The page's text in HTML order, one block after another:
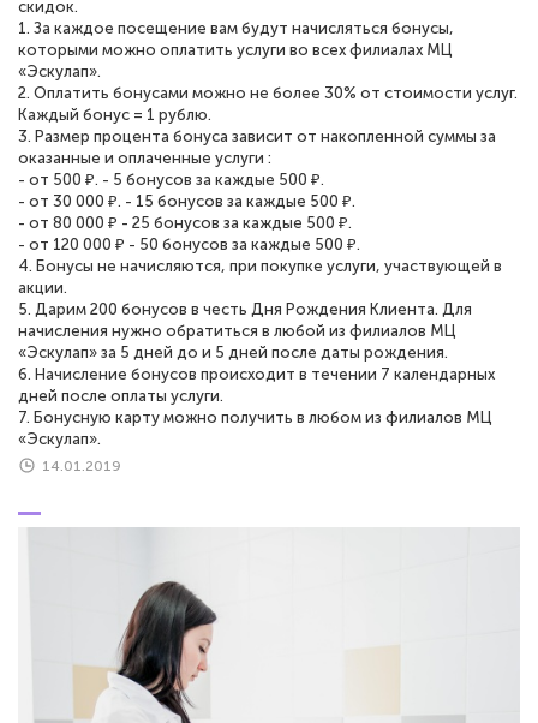
скидок.
1. За каждое посещение вам будут начисляться бонусы,
которыми можно оплатить услуги во всех филиалах МЦ
«Эскулап».
2. Оплатить бонусами можно не более 30% от стоимости услуг.
Каждый бонус = 1 рублю.
3. Размер процента бонуса зависит от накопленной суммы за
оказанные и оплаченные услуги :
- от 500 ₽. - 5 бонусов за каждые 500 ₽.
- от 30 000 ₽. - 15 бонусов за каждые 500 ₽.
- от 80 000 ₽ - 25 бонусов за каждые 500 ₽.
- от 120 000 ₽ - 50 бонусов за каждые 500 ₽.
4. Бонусы не начисляются, при покупке услуги, участвующей в
акции.
5. Дарим 200 бонусов в честь Дня Рождения Клиента. Для
начисления нужно обратиться в любой из филиалов МЦ
«Эскулап» за 5 дней до и 5 дней после даты рождения.
6. Начисление бонусов происходит в течении 7 календарных
дней после оплаты услуги.
7. Бонусную карту можно получить в любом из филиалов МЦ
«Эскулап».
14.01.2019